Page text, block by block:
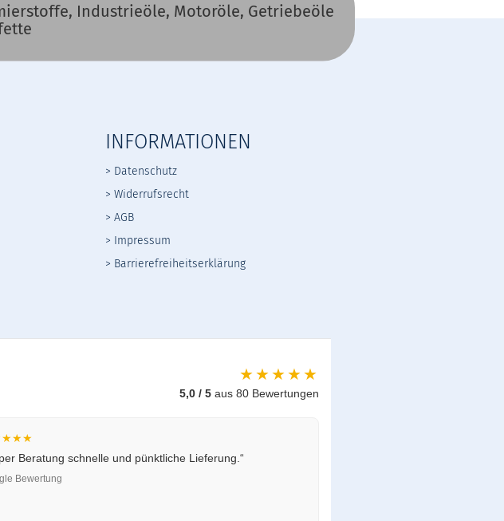
Industrieöle, Motoröle, Getriebeöle
INFORMATIONEN
> Datenschutz
> Widerrufsrecht
> AGB
> Impressum
> Barrierefreiheitserklärung
★★★★★
5,0 / 5 aus 80 Bewertungen
Beratung schnelle und pünktliche Lieferung.“
Bewertung